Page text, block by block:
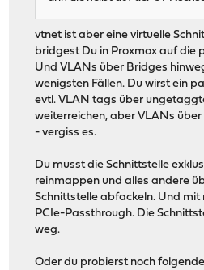
vtnet ist aber eine virtuelle
bridgest Du in Proxmox auf die
Und VLANs über Bridges
wenigsten Fällen. Du wirst ein
evtl. VLAN tags über
weiterreichen, aber VLANs
- vergiss es.
Du musst die Schnittstelle
reinmappen und alles andere
Schnittstelle abfackeln. Und
PCIe-Passthrough. Die
weg.
Oder du probierst noch